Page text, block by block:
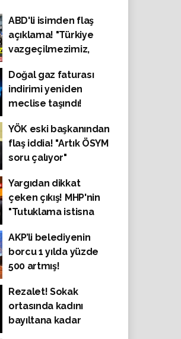
ABD'li isimden flaş
açıklama! "Türkiye
vazgeçilmezimiz,
Doğal gaz faturası
indirimi yeniden
meclise taşındı!
YÖK eski başkanından
flaş iddia! "Artık ÖSYM
soru çalıyor"
Yargıdan dikkat
çeken çıkış! MHP'nin
"Tutuklama istisna
Yargıtay'dan destek:
"Kimsenin şerefiyle
oynama hakkınız
AKP’li belediyenin
borcu 1 yılda yüzde
500 artmış!
Rezalet! Sokak
ortasında kadını
bayıltana kadar